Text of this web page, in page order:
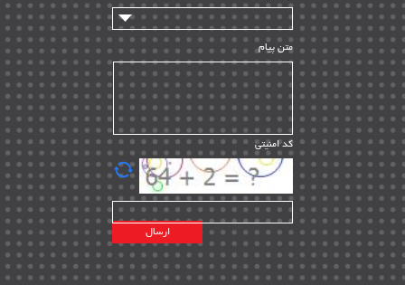
ماشین آلات
مدیریت پروژه
مدیریت دانش
مدیریت سازمانی و عمومی | ۲
تأمین کالا | ۱۳
EPC | ۲۰
پیمانکاران بین المللی | ۸
اطلاعات انرژی کشورها | ۱۴
پروژه های خارجی | ۱۵
نقشه های نفت و گاز خارجی | ۱۰
متن پیام
کد امنیتی